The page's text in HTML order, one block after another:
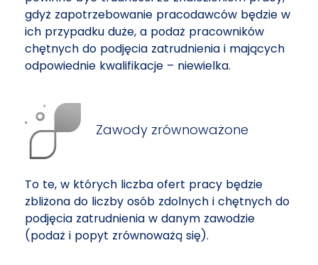
gdyż zapotrzebowanie pracodawców będzie w
ich przypadku duże, a podaż pracowników
chętnych do podjęcia zatrudnienia i mających
odpowiednie kwalifikacje – niewielka.
Zawody zrównoważone
To te, w których liczba ofert pracy będzie
zbliżona do liczby osób zdolnych i chętnych do
podjęcia zatrudnienia w danym zawodzie
(podaż i popyt zrównoważą się).